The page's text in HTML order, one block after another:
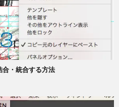
・統合する方法